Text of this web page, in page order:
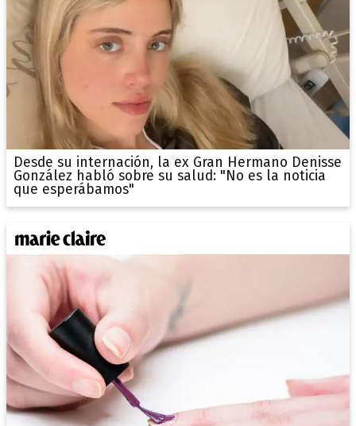
Desde su internación, la ex Gran Hermano Denisse
González habló sobre su salud: "No es la noticia
que esperábamos"